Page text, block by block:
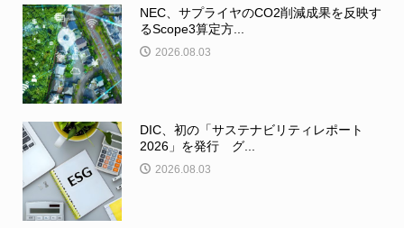
NEC、サプライヤのCO2削減成果を反映す
るScope3算定方...
2026.08.03
DIC、初の「サステナビリティレポート
2026」を発行 グ...
2026.08.03